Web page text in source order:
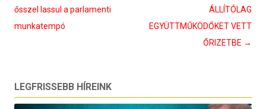
navigáció
ősszel lassul a parlamenti
munkatempó
ÁLLÍTÓLAG
EGYÜTTMŰKÖDŐKET VETT
ŐRIZETBE →
LEGFRISSEBB HÍREINK